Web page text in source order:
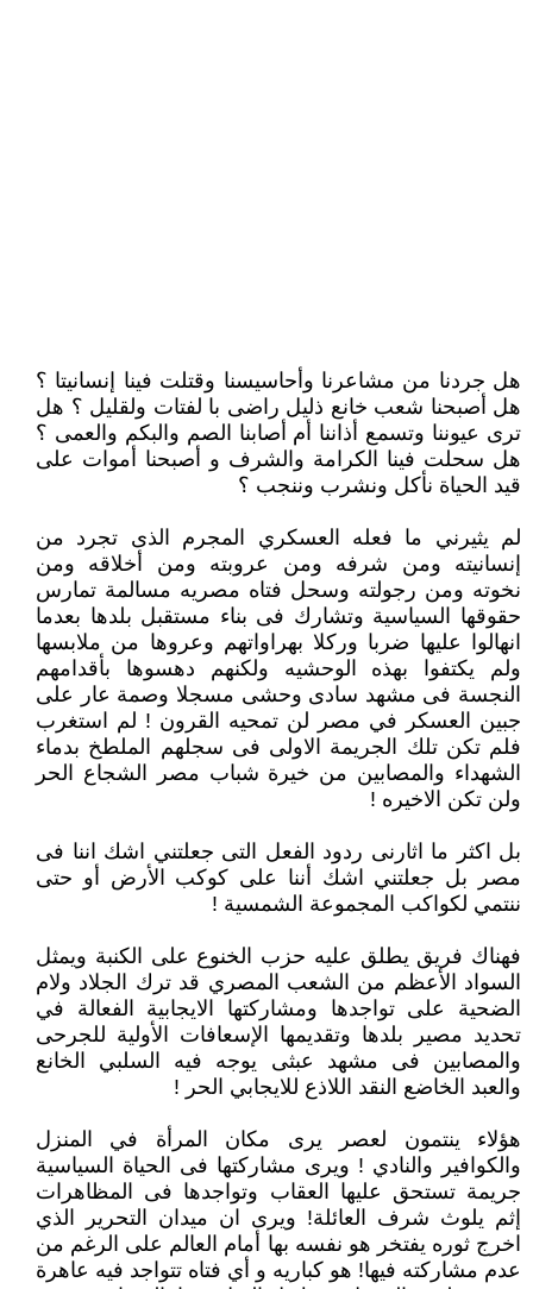
هل جردنا من مشاعرنا وأحاسيسنا وقتلت فينا إنسانيتا ؟
هل أصبحنا شعب خانع ذليل راضى با لفتات ولقليل ؟ هل
ترى عيوننا وتسمع أذاننا أم أصابنا الصم والبكم والعمى ؟
هل سحلت فينا الكرامة والشرف و أصبحنا أموات على
قيد الحياة نأكل ونشرب وننجب ؟
لم يثيرني ما فعله العسكري المجرم الذى تجرد من
إنسانيته ومن شرفه ومن عروبته ومن أخلاقه ومن
نخوته ومن رجولته وسحل فتاه مصريه مسالمة تمارس
حقوقها السياسية وتشارك فى بناء مستقبل بلدها بعدما
انهالوا عليها ضربا وركلا بهراواتهم وعروها من ملابسها
ولم يكتفوا بهذه الوحشيه ولكنهم دهسوها بأقدامهم
النجسة فى مشهد سادى وحشى مسجلا وصمة عار على
جبين العسكر في مصر لن تمحيه القرون ! لم استغرب
فلم تكن تلك الجريمة الاولى فى سجلهم الملطخ بدماء
الشهداء والمصابين من خيرة شباب مصر الشجاع الحر
ولن تكن الاخيره !
بل اكثر ما اثارنى ردود الفعل التى جعلتني اشك اننا فى
مصر بل جعلتني اشك أننا على كوكب الأرض أو حتى
ننتمي لكواكب المجموعة الشمسية !
فهناك فريق يطلق عليه حزب الخنوع على الكنبة ويمثل
السواد الأعظم من الشعب المصري قد ترك الجلاد ولام
الضحية على تواجدها ومشاركتها الايجابية الفعالة في
تحديد مصير بلدها وتقديمها الإسعافات الأولية للجرحى
والمصابين فى مشهد عبثى يوجه فيه السلبي الخانع
والعبد الخاضع النقد اللاذع للايجابي الحر !
هؤلاء ينتمون لعصر يرى مكان المرأة في المنزل
والكوافير والنادي ! ويرى مشاركتها فى الحياة السياسية
جريمة تستحق عليها العقاب وتواجدها فى المظاهرات
إثم يلوث شرف العائلة! ويرى ان ميدان التحرير الذي
اخرج ثوره يفتخر هو نفسه بها أمام العالم على الرغم من
عدم مشاركته فيها! هو كباريه و أي فتاه تتواجد فيه عاهرة